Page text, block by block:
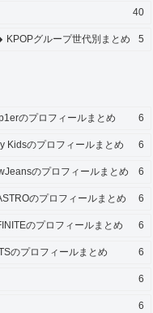
40
KPOPグループ世代別まとめ 5
のプロフィールまとめ 6
Kidsのプロフィールまとめ 6
のプロフィールまとめ 6
のプロフィールまとめ 6
のプロフィールまとめ 6
のプロフィールまとめ 6
6
6